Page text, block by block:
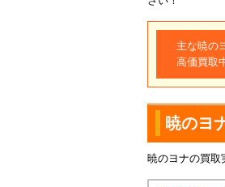
主な暁の
高価買取
暁のヨ
暁のヨナの買取